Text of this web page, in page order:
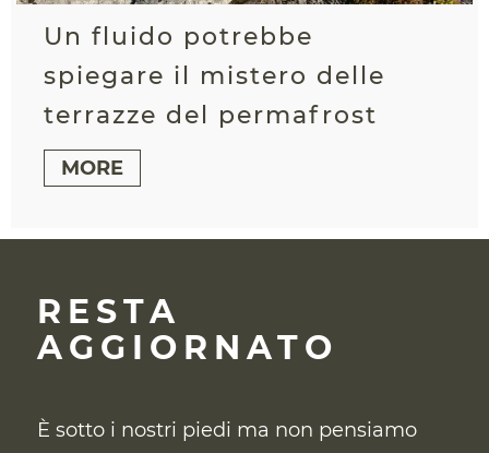
Un fluido potrebbe
spiegare il mistero delle
terrazze del permafrost
MORE
RESTA
AGGIORNATO
È sotto i nostri piedi ma non pensiamo